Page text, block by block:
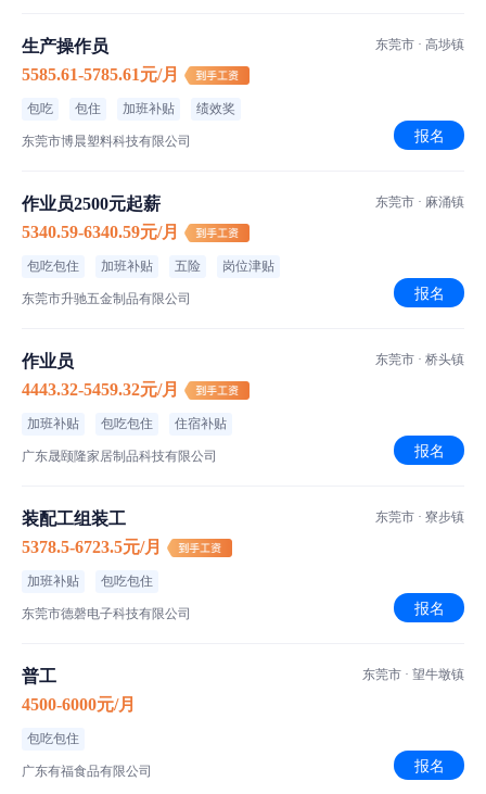
3、年终举办尾牙盛宴，奖品丰厚.
4、春节放假享车费补贴.
5、全勤奖 200 元 / 月；工龄奖入职满3个月100元/月，满6个月200
食宿介绍
伙食标准
工厂信息
惠州金亚特创艺玩具有限公司
1-100人｜其他｜生产/制造/加工
生产操作员
5585.61-5785.61元/月
包吃 包住 加班补贴 绩效奖
东莞市博晨塑料科技有限公司
东莞市 · 高埗镇
报名
作业员2500元起薪
5340.59-6340.59元/月
包吃包住 加班补贴 五险 岗位津贴
东莞市升驰五金制品有限公司
东莞市 · 麻涌镇
报名
作业员
4443.32-5459.32元/月
加班补贴 包吃包住 住宿补贴
广东晟颐隆家居制品科技有限公司
东莞市 · 桥头镇
报名
装配工组装工
5378.5-6723.5元/月
加班补贴 包吃包住
东莞市德磬电子科技有限公司
东莞市 · 寮步镇
报名
普工
4500-6000元/月
包吃包住
广东有福食品有限公司
东莞市 · 望牛墩镇
报名